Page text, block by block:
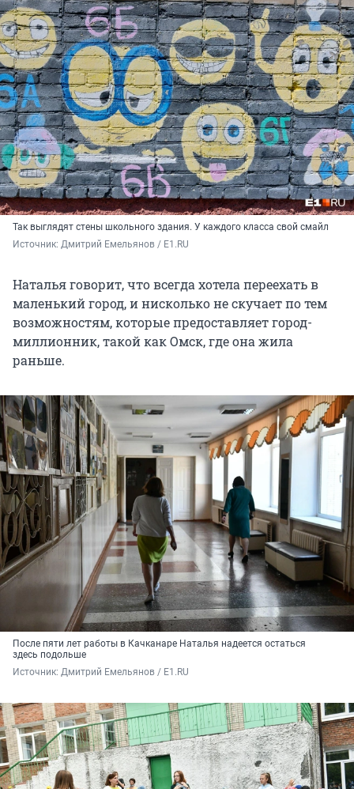
Так выглядят стены школьного здания. У каждого класса свой смайл
Источник: Дмитрий Емельянов / E1.RU
Наталья говорит, что всегда хотела переехать в
маленький город, и нисколько не скучает по тем
возможностям, которые предоставляет город-
миллионник, такой как Омск, где она жила
раньше.
После пяти лет работы в Качканаре Наталья надеется остаться
здесь подольше
Источник: Дмитрий Емельянов / E1.RU